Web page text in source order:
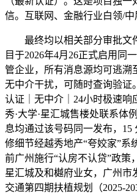
信。互联网、金融行业白领/中
最终均以相关部分审批文
目于2026年4月26正式启用同
管企业，所有消息源均可逃溯
无中介干扰，可随时查询验证
认证｜无中介｜24小时极速响
秀·大学·星汇城售楼处联系体
息均通过该号码同一发布，
修细节经越秀地产“夸姣家”系
前广州施行“认房不认贷”政策
星汇城及和樾府业女，广州
交通第四期扶植规划（2025-